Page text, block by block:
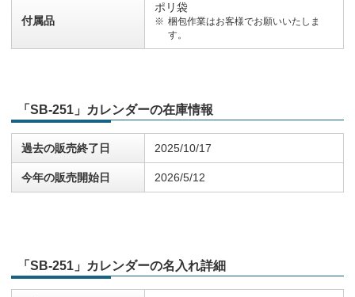
付属品
ポリ袋
梱包作業はお客様でお願いいたしま
す。
「SB-251」カレンダーの在庫情報
過去の販売終了日 2025/10/17
今年の販売開始日 2026/5/12
「SB-251」カレンダーの名入れ詳細